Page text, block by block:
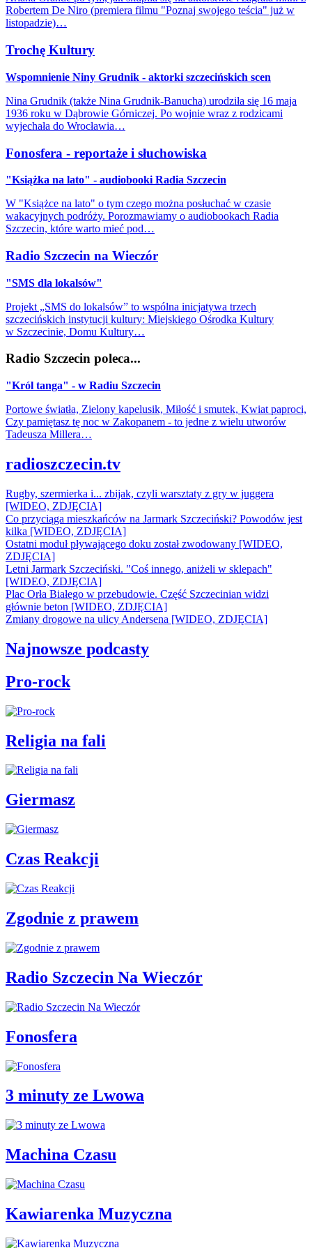
Robertem De Niro (premiera filmu "Poznaj swojego teścia" już w
listopadzie)…
Trochę Kultury
Wspomnienie Niny Grudnik - aktorki szczecińskich scen
Nina Grudnik (także Nina Grudnik-Banucha) urodziła się 16 maja
1936 roku w Dąbrowie Górniczej. Po wojnie wraz z rodzicami
wyjechała do Wrocławia…
Fonosfera - reportaże i słuchowiska
"Książka na lato" - audiobooki Radia Szczecin
W "Książce na lato" o tym czego można posłuchać w czasie
wakacyjnych podróży. Porozmawiamy o audiobookach Radia
Szczecin, które warto mieć pod…
Radio Szczecin na Wieczór
"SMS dla lokalsów"
Projekt „SMS do lokalsów” to wspólna inicjatywa trzech
szczecińskich instytucji kultury: Miejskiego Ośrodka Kultury
w Szczecinie, Domu Kultury…
Radio Szczecin poleca...
"Król tanga" - w Radiu Szczecin
Portowe światła, Zielony kapelusik, Miłość i smutek, Kwiat paproci,
Czy pamiętasz tę noc w Zakopanem - to jedne z wielu utworów
Tadeusza Millera…
radioszczecin.tv
Rugby, szermierka i... zbijak, czyli warsztaty z gry w juggera
[WIDEO, ZDJĘCIA]
Co przyciąga mieszkańców na Jarmark Szczeciński? Powodów jest
kilka [WIDEO, ZDJĘCIA]
Ostatni moduł pływającego doku został zwodowany [WIDEO,
ZDJĘCIA]
Letni Jarmark Szczeciński. "Coś innego, aniżeli w sklepach"
[WIDEO, ZDJĘCIA]
Plac Orła Białego w przebudowie. Część Szczecinian widzi
głównie beton [WIDEO, ZDJĘCIA]
Zmiany drogowe na ulicy Andersena [WIDEO, ZDJĘCIA]
Najnowsze podcasty
Pro-rock
Religia na fali
Giermasz
Czas Reakcji
Zgodnie z prawem
Radio Szczecin Na Wieczór
Fonosfera
3 minuty ze Lwowa
Machina Czasu
Kawiarenka Muzyczna